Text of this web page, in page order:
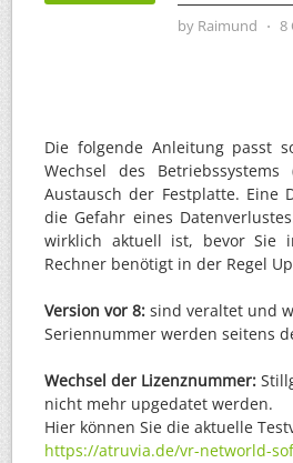
by Raimund ⋅ 8
Die folgende Anleitung passt
Wechsel des
Austausch der Festplatte.
die Gefahr eines
wirklich aktuell ist, bevor Sie
Rechner benötigt in der Regel
Version vor 8: sind veraltet und
Seriennummer werden seitens
Wechsel der Lizenznummer:
nicht mehr upgedatet werden.
Hier können Sie die aktuelle
https://atruvia.de/vr-networld-